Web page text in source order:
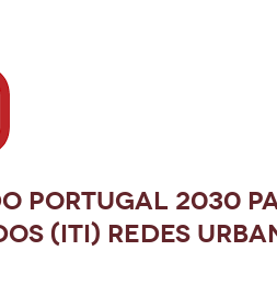
PORTUGAL 2030
(ITI) REDES